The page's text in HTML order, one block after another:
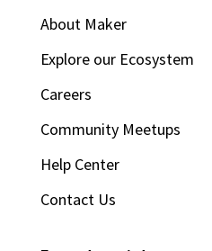
About Maker
Explore our Ecosystem
Careers
Community Meetups
Help Center
Contact Us